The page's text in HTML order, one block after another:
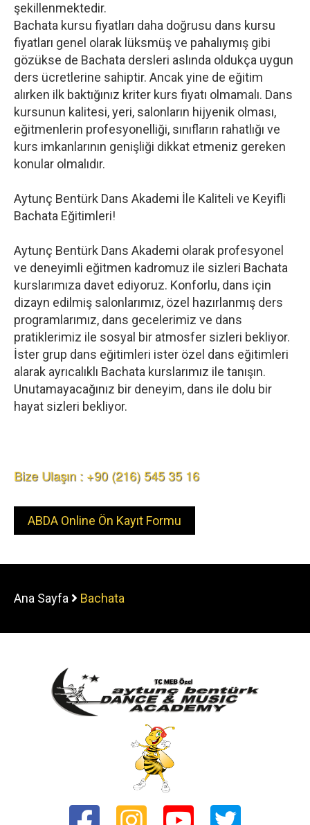
şekillenmektedir.
Bachata kursu fiyatları daha doğrusu dans kursu
fiyatları genel olarak lüksmüş ve pahalıymış gibi
gözükse de Bachata dersleri aslında oldukça uygun
ders ücretlerine sahiptir. Ancak yine de eğitim
alırken ilk baktığınız kriter kurs fiyatı olmamalı. Dans
kursunun kalitesi, yeri, salonların hijyenik olması,
eğitmenlerin profesyonelliği, sınıfların rahatlığı ve
kurs imkanlarının genişliği dikkat etmeniz gereken
konular olmalıdır.
Aytunç Bentürk Dans Akademi İle Kaliteli ve Keyifli
Bachata Eğitimleri!
Aytunç Bentürk Dans Akademi olarak profesyonel
ve deneyimli eğitmen kadromuz ile sizleri Bachata
kurslarımıza davet ediyoruz. Konforlu, dans için
dizayn edilmiş salonlarımız, özel hazırlanmış ders
programlarımız, dans gecelerimiz ve dans
pratiklerimiz ile sosyal bir atmosfer sizleri bekliyor.
İster grup dans eğitimleri ister özel dans eğitimleri
alarak ayrıcalıklı Bachata kurslarımız ile tanışın.
Unutamayacağınız bir deneyim, dans ile dolu bir
hayat sizleri bekliyor.
Bize Ulaşın : +90 (216) 545 35 16
ABDA Online Ön Kayıt Formu
Ana Sayfa Bachata